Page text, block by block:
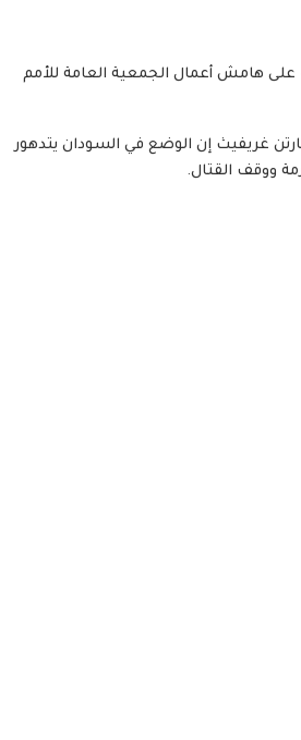
على هامش أعمال الجمعية العامة للأمم
غريفيث إن الوضع في السودان يتدهور
ووقف القتال.